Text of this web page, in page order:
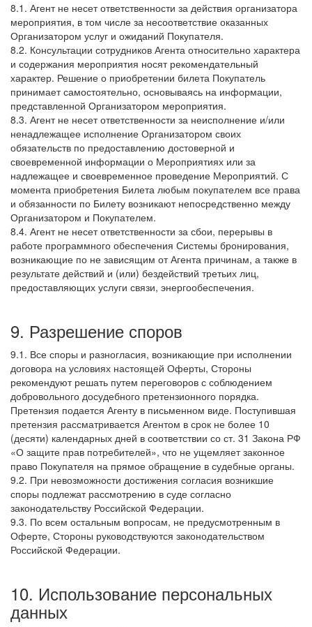
8.1. Агент не несет ответственности за действия организатора
мероприятия, в том числе за несоответствие оказанных
Организатором услуг и ожиданий Покупателя.
8.2. Консультации сотрудников Агента относительно характера
и содержания мероприятия носят рекомендательный
характер. Решение о приобретении билета Покупатель
принимает самостоятельно, основываясь на информации,
представленной Организатором мероприятия.
8.3. Агент не несет ответственности за неисполнение и/или
ненадлежащее исполнение Организатором своих
обязательств по предоставлению достоверной и
своевременной информации о Мероприятиях или за
надлежащее и своевременное проведение Мероприятий. С
момента приобретения Билета любым покупателем все права
и обязанности по Билету возникают непосредственно между
Организатором и Покупателем.
8.4. Агент не несет ответственности за сбои, перерывы в
работе программного обеспечения Системы бронирования,
возникающие по не зависящим от Агента причинам, а также в
результате действий и (или) бездействий третьих лиц,
предоставляющих услуги связи, энергообеспечения.
9. Разрешение споров
9.1. Все споры и разногласия, возникающие при исполнении
договора на условиях настоящей Оферты, Стороны
рекомендуют решать путем переговоров с соблюдением
добровольного досудебного претензионного порядка.
Претензия подается Агенту в письменном виде. Поступившая
претензия рассматривается Агентом в срок не более 10
(десяти) календарных дней в соответствии со ст. 31 Закона РФ
«О защите прав потребителей», что не ущемляет законное
право Покупателя на прямое обращение в судебные органы.
9.2. При невозможности достижения согласия возникшие
споры подлежат рассмотрению в суде согласно
законодательству Российской Федерации.
9.3. По всем остальным вопросам, не предусмотренным в
Оферте, Стороны руководствуются законодательством
Российской Федерации.
10. Использование персональных
данных